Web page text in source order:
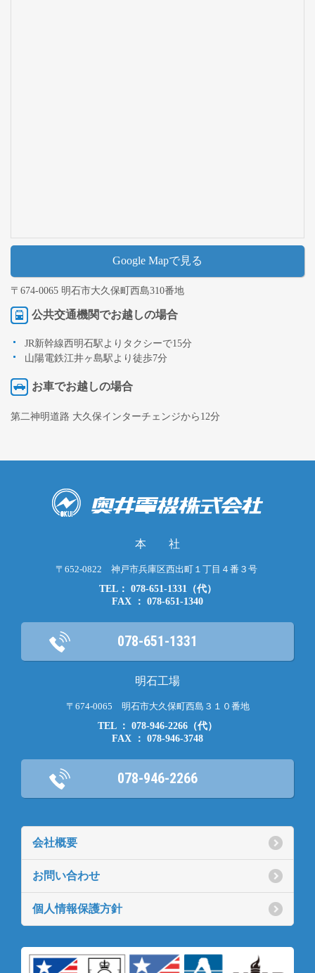
Google Mapで見る
〒674-0065 明石市大久保町西島310番地
公共交通機関でお越しの場合
JR新幹線西明石駅よりタクシーで15分
山陽電鉄江井ヶ島駅より徒歩7分
お車でお越しの場合
第二神明道路 大久保インターチェンジから12分
本 社
〒652-0822 神戸市兵庫区西出町１丁目４番３号
TEL： 078-651-1331（代）
FAX ： 078-651-1340
078-651-1331
明石工場
〒674-0065 明石市大久保町西島３１０番地
TEL ： 078-946-2266（代）
FAX ： 078-946-3748
078-946-2266
会社概要
お問い合わせ
個人情報保護方針